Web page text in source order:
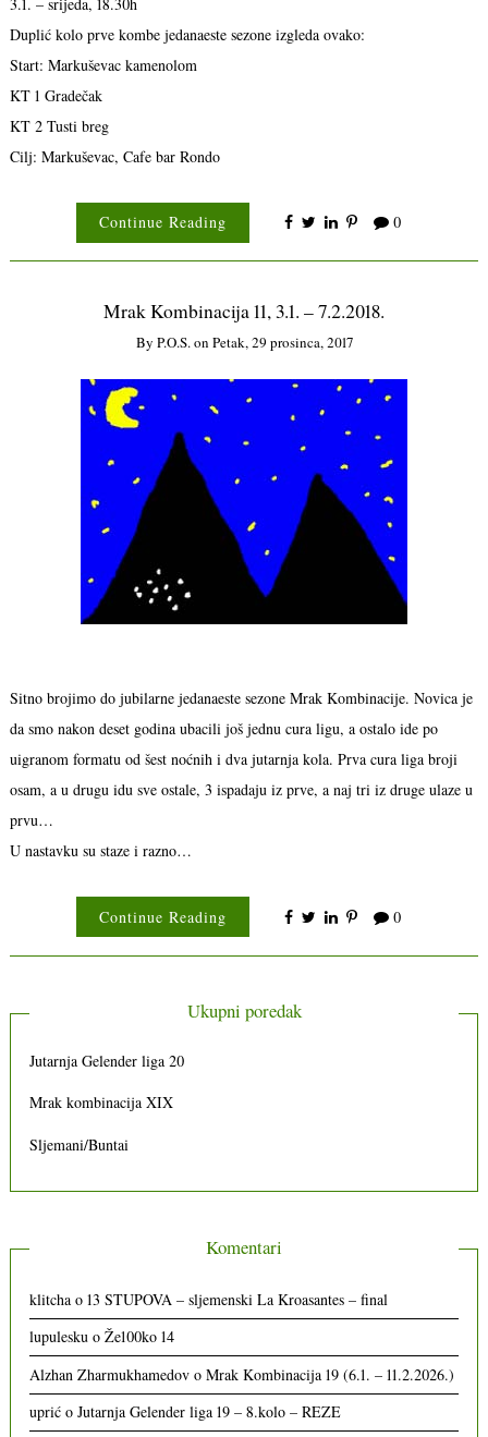
Duplić kolo prve kombe jedanaeste sezone izgleda ovako:
Start: Markuševac kamenolom
KT 1 Gradečak
KT 2 Tusti breg
Cilj: Markuševac, Cafe bar Rondo
Continue Reading 0
Mrak Kombinacija 11, 3.1. – 7.2.2018.
By P.o.s.on Petak, 29 prosinca, 2017
Sitno brojimo do jubilarne jedanaeste sezone Mrak Kombinacije. Novica je
da smo nakon deset godina ubacili još jednu cura ligu, a ostalo ide po
uigranom formatu od šest noćnih i dva jutarnja kola. Prva cura liga broji
osam, a u drugu idu sve ostale, 3 ispadaju iz prve, a naj tri iz druge ulaze u
prvu…
U nastavku su staze i razno…
Continue Reading 0
Ukupni poredak
Jutarnja Gelender liga 20
Mrak kombinacija XIX
Sljemani/Buntai
Komentari
klitcha o13 STUPOVA – sljemenski La Kroasantes – final
lupulesku oŽe100ko 14
Alzhan Zharmukhamedov oMrak Kombinacija 19 (6.1. – 11.2.2026.)
uprić oJutarnja Gelender liga 19 – 8.kolo – REZE